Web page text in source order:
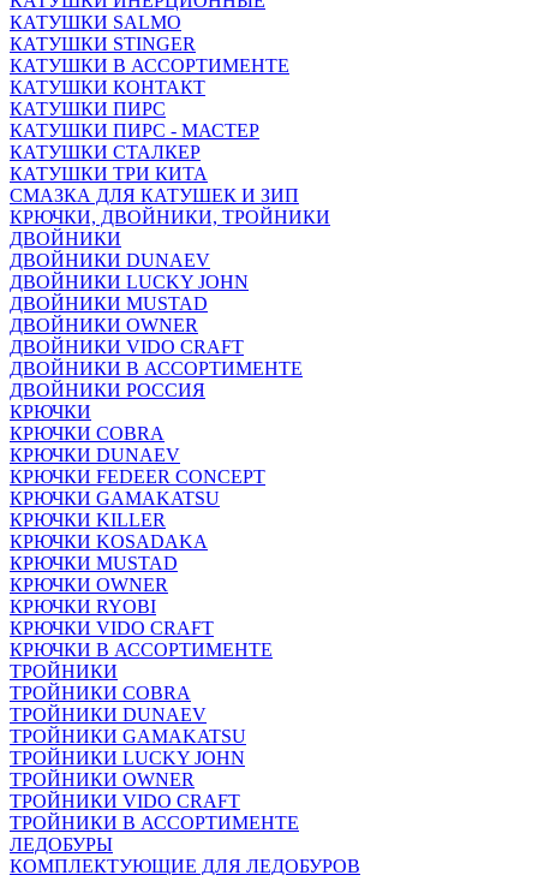
КАТУШКИ SALMO
КАТУШКИ STINGER
КАТУШКИ В АССОРТИМЕНТЕ
КАТУШКИ КОНТАКТ
КАТУШКИ ПИРС
КАТУШКИ ПИРС - МАСТЕР
КАТУШКИ СТАЛКЕР
КАТУШКИ ТРИ КИТА
СМАЗКА ДЛЯ КАТУШЕК И ЗИП
КРЮЧКИ, ДВОЙНИКИ, ТРОЙНИКИ
ДВОЙНИКИ
ДВОЙНИКИ DUNAEV
ДВОЙНИКИ LUCKY JOHN
ДВОЙНИКИ MUSTAD
ДВОЙНИКИ OWNER
ДВОЙНИКИ VIDO CRAFT
ДВОЙНИКИ В АССОРТИМЕНТЕ
ДВОЙНИКИ РОССИЯ
КРЮЧКИ
КРЮЧКИ COBRA
КРЮЧКИ DUNAEV
КРЮЧКИ FEDEER CONCEPT
КРЮЧКИ GAMAKATSU
КРЮЧКИ KILLER
КРЮЧКИ KOSADAKA
КРЮЧКИ MUSTAD
КРЮЧКИ OWNER
КРЮЧКИ RYOBI
КРЮЧКИ VIDO CRAFT
КРЮЧКИ В АССОРТИМЕНТЕ
ТРОЙНИКИ
ТРОЙНИКИ COBRA
ТРОЙНИКИ DUNAEV
ТРОЙНИКИ GAMAKATSU
ТРОЙНИКИ LUCKY JOHN
ТРОЙНИКИ OWNER
ТРОЙНИКИ VIDO CRAFT
ТРОЙНИКИ В АССОРТИМЕНТЕ
ЛЕДОБУРЫ
КОМПЛЕКТУЮЩИЕ ДЛЯ ЛЕДОБУРОВ